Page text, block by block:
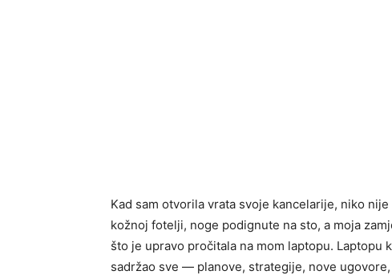
Kad sam otvorila vrata svoje kancelarije, niko
kožnoj fotelji, noge podignute na sto, a moja
što je upravo pročitala na mom laptopu. Laptopu
sadržao sve — planove, strategije, nove